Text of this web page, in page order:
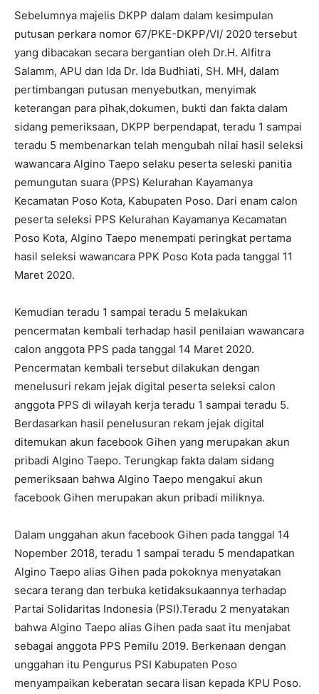
Sebelumnya majelis DKPP dalam dalam kesimpulan
putusan perkara nomor 67/PKE-DKPP/VI/ 2020 tersebut
yang dibacakan secara bergantian oleh Dr.H. Alfitra
Salamm, APU dan Ida Dr. Ida Budhiati, SH. MH, dalam
pertimbangan putusan menyebutkan, menyimak
keterangan para pihak,dokumen, bukti dan fakta dalam
sidang pemeriksaan, DKPP berpendapat, teradu 1 sampai
teradu 5 membenarkan telah mengubah nilai hasil seleksi
wawancara Algino Taepo selaku peserta seleski panitia
pemungutan suara (PPS) Kelurahan Kayamanya
Kecamatan Poso Kota, Kabupaten Poso. Dari enam calon
peserta seleksi PPS Kelurahan Kayamanya Kecamatan
Poso Kota, Algino Taepo menempati peringkat pertama
hasil seleksi wawancara PPK Poso Kota pada tanggal 11
Maret 2020.
Kemudian teradu 1 sampai teradu 5 melakukan
pencermatan kembali terhadap hasil penilaian wawancara
calon anggota PPS pada tanggal 14 Maret 2020.
Pencermatan kembali tersebut dilakukan dengan
menelusuri rekam jejak digital peserta seleksi calon
anggota PPS di wilayah kerja teradu 1 sampai teradu 5.
Berdasarkan hasil penelusuran rekam jejak digital
ditemukan akun facebook Gihen yang merupakan akun
pribadi Algino Taepo. Terungkap fakta dalam sidang
pemeriksaan bahwa Algino Taepo mengakui akun
facebook Gihen merupakan akun pribadi miliknya.
Dalam unggahan akun facebook Gihen pada tanggal 14
Nopember 2018, teradu 1 sampai teradu 5 mendapatkan
Algino Taepo alias Gihen pada pokoknya menyatakan
secara terang dan terbuka ketidaksukaannya terhadap
Partai Solidaritas Indonesia (PSI).Teradu 2 menyatakan
bahwa Algino Taepo alias Gihen pada saat itu menjabat
sebagai anggota PPS Pemilu 2019. Berkenaan dengan
unggahan itu Pengurus PSI Kabupaten Poso
menyampaikan keberatan secara lisan kepada KPU Poso.